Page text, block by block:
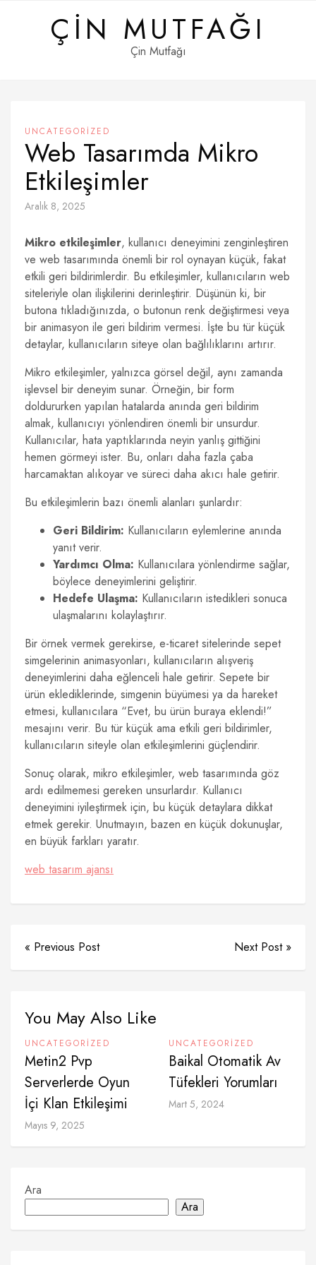
ÇIN MUTFAĞI
Çin Mutfağı
UNCATEGORIZED
Web Tasarımda Mikro
Etkileşimler
Aralık 8, 2025
Mikro etkileşimler, kullanıcı deneyimini zenginleştiren
ve web tasarımında önemli bir rol oynayan küçük, fakat
etkili geri bildirimlerdir. Bu etkileşimler, kullanıcıların web
siteleriyle olan ilişkilerini derinleştirir. Düşünün ki, bir
butona tıkladığınızda, o butonun renk değiştirmesi veya
bir animasyon ile geri bildirim vermesi. İşte bu tür küçük
detaylar, kullanıcıların siteye olan bağlılıklarını artırır.
Mikro etkileşimler, yalnızca görsel değil, aynı zamanda
işlevsel bir deneyim sunar. Örneğin, bir form
doldururken yapılan hatalarda anında geri bildirim
almak, kullanıcıyı yönlendiren önemli bir unsurdur.
Kullanıcılar, hata yaptıklarında neyin yanlış gittiğini
hemen görmeyi ister. Bu, onları daha fazla çaba
harcamaktan alıkoyar ve süreci daha akıcı hale getirir.
Bu etkileşimlerin bazı önemli alanları şunlardır:
Geri Bildirim: Kullanıcıların eylemlerine anında
yanıt verir.
Yardımcı Olma: Kullanıcılara yönlendirme sağlar,
böylece deneyimlerini geliştirir.
Hedefe Ulaşma: Kullanıcıların istedikleri sonuca
ulaşmalarını kolaylaştırır.
Bir örnek vermek gerekirse, e-ticaret sitelerinde sepet
simgelerinin animasyonları, kullanıcıların alışveriş
deneyimlerini daha eğlenceli hale getirir. Sepete bir
ürün eklediklerinde, simgenin büyümesi ya da hareket
etmesi, kullanıcılara “Evet, bu ürün buraya eklendi!”
mesajını verir. Bu tür küçük ama etkili geri bildirimler,
kullanıcıların siteyle olan etkileşimlerini güçlendirir.
Sonuç olarak, mikro etkileşimler, web tasarımında göz
ardı edilmemesi gereken unsurlardır. Kullanıcı
deneyimini iyileştirmek için, bu küçük detaylara dikkat
etmek gerekir. Unutmayın, bazen en küçük dokunuşlar,
en büyük farkları yaratır.
web tasarım ajansı
« Previous Post Next Post »
You May Also Like
UNCATEGORIZED
Metin2 Pvp
Serverlerde Oyun
İçi Klan Etkileşimi
Mayıs 9, 2025
UNCATEGORIZED
Baikal Otomatik Av
Tüfekleri Yorumları
Mart 5, 2024
Ara
Ara